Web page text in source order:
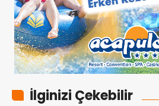
İlginizi Çekebilir